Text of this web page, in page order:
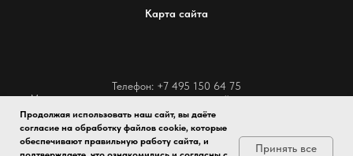
Продолжая использовать наш сайт, вы даёте
согласие на обработку файлов cookie, которые
обеспечивают правильную работу сайта, и
Принять все
Карта сайта
Телефон: +7 495 150 64 75
Мы стремимся к совершенству в каждой детали и гордимся
предоставлением исключительных услуг по уборке,
превосходящих ожидания клиентов.
Электронная почта: info@apexclean.ru
Обслуживаем Москву и ближайшее Подмосковье.